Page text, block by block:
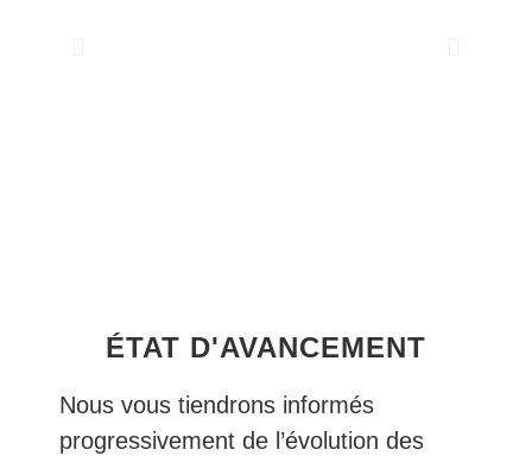
ÉTAT D'AVANCEMENT
Nous vous tiendrons informés
progressivement de l’évolution des